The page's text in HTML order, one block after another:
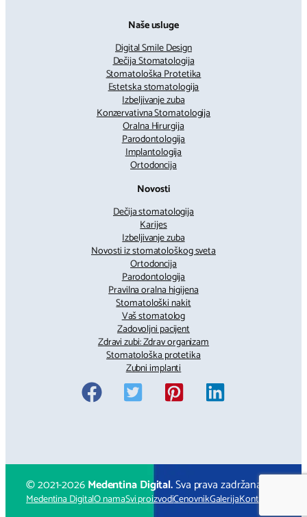
Naše usluge
Digital Smile Design
Dečija Stomatologija
Stomatološka Protetika
Estetska stomatologija
Izbeljivanje zuba
Konzervativna Stomatologija
Oralna Hirurgija
Parodontologija
Implantologija
Ortodoncija
Novosti
Dečija stomatologija
Karijes
Izbeljivanje zuba
Novosti iz stomatološkog sveta
Ortodoncija
Parodontologija
Pravilna oralna higijena
Stomatološki nakit
Vaš stomatolog
Zadovoljni pacijent
Zdravi zubi: Zdrav organizam
Stomatološka protetika
Zubni implanti
© 2021-2026Medentina Digital.Sva prava zadržana.
Medentina DigitalO namaSvi proizvodiCenovnikGalerijaKontakt